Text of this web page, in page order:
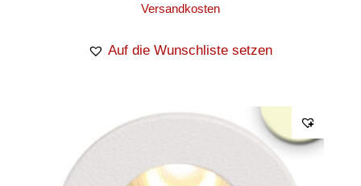
Versandkosten
Auf die Wunschliste setzen